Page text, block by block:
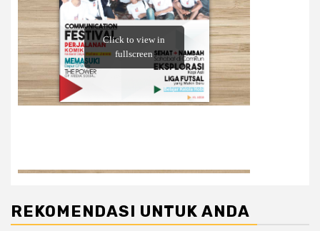
REKOMENDASI UNTUK ANDA